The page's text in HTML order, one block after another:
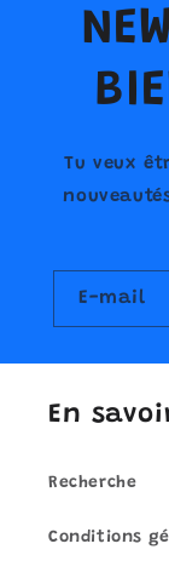
c
Tu veux
E-mail
En
Recherche
Conditions